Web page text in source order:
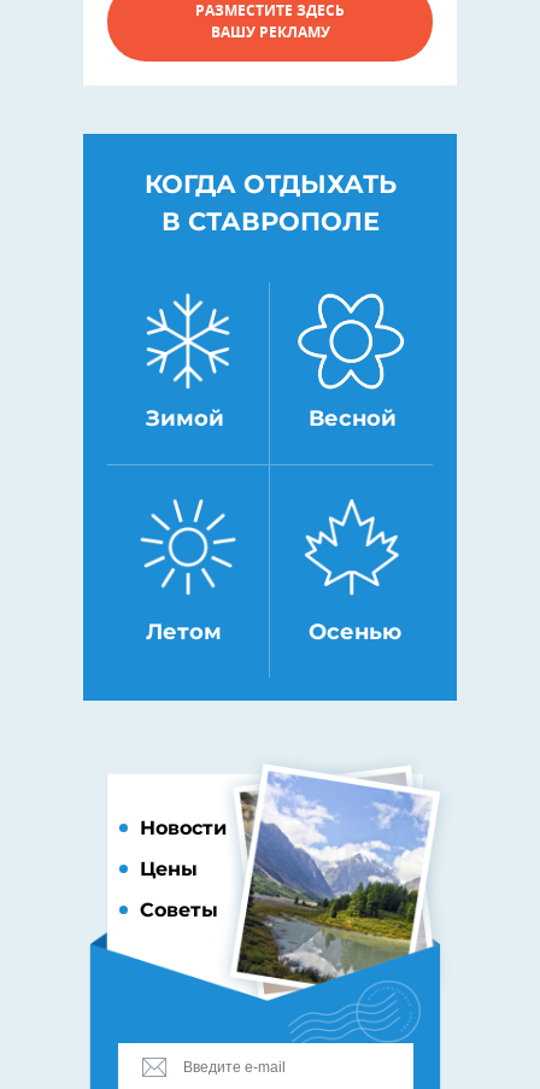
РАЗМЕСТИТЕ ЗДЕСЬ
ВАШУ РЕКЛАМУ
КОГДА ОТДЫХАТЬ
В СТАВРОПОЛЕ
Зимой Весной
Летом Осенью
Новости
Цены
Советы